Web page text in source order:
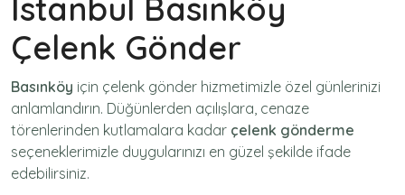
İstanbul Basınköy
Çelenk Gönder
Basınköy için çelenk gönder hizmetimizle özel günlerinizi
anlamlandırın. Düğünlerden açılışlara, cenaze
törenlerinden kutlamalara kadar çelenk gönderme
seçeneklerimizle duygularınızı en güzel şekilde ifade
edebilirsiniz.